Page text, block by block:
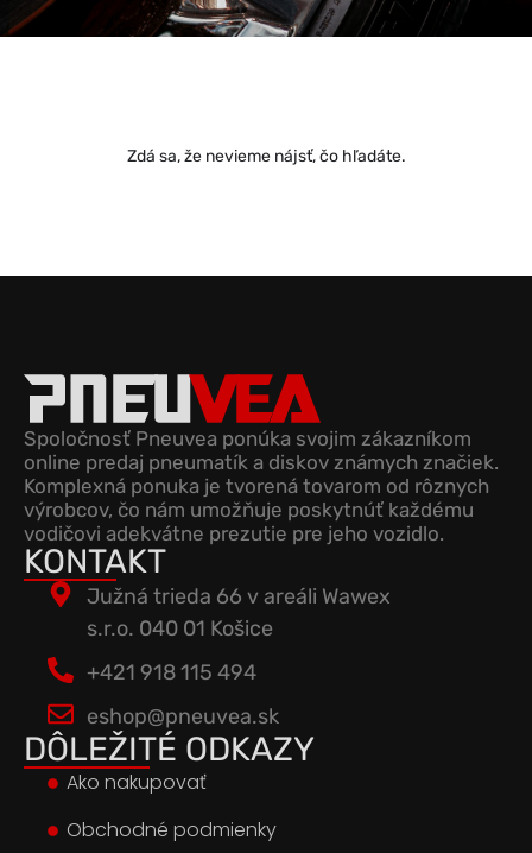
Zdá sa, že nevieme nájsť, čo hľadáte.
Spoločnosť Pneuvea ponúka svojim zákazníkom
online predaj pneumatík a diskov známych značiek.
Komplexná ponuka je tvorená tovarom od rôznych
výrobcov, čo nám umožňuje poskytnúť každému
vodičovi adekvátne prezutie pre jeho vozidlo.
KONTAKT
Južná trieda 66 v areáli Wawex
s.r.o. 040 01 Košice
+421 918 115 494
eshop@pneuvea.sk
DÔLEŽITÉ ODKAZY
Ako nakupovať
Obchodné podmienky